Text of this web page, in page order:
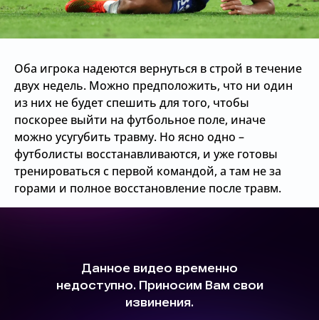
Оба игрока надеются вернуться в строй в течение
двух недель. Можно предположить, что ни один
из них не будет спешить для того, чтобы
поскорее выйти на футбольное поле, иначе
можно усугубить травму. Но ясно одно –
футболисты восстанавливаются, и уже готовы
тренироваться с первой командой, а там не за
горами и полное восстановление после травм.